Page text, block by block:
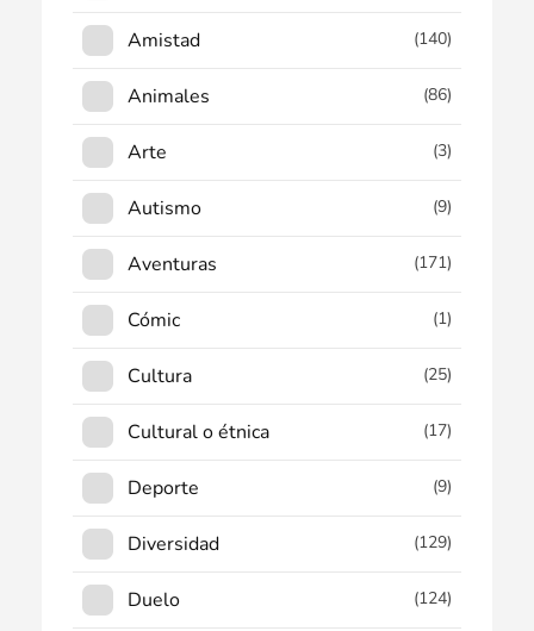
Amistad (140)
Animales (86)
Arte (3)
Autismo (9)
Aventuras (171)
Cómic (1)
Cultura (25)
Cultural o étnica (17)
Deporte (9)
Diversidad (129)
Duelo (124)